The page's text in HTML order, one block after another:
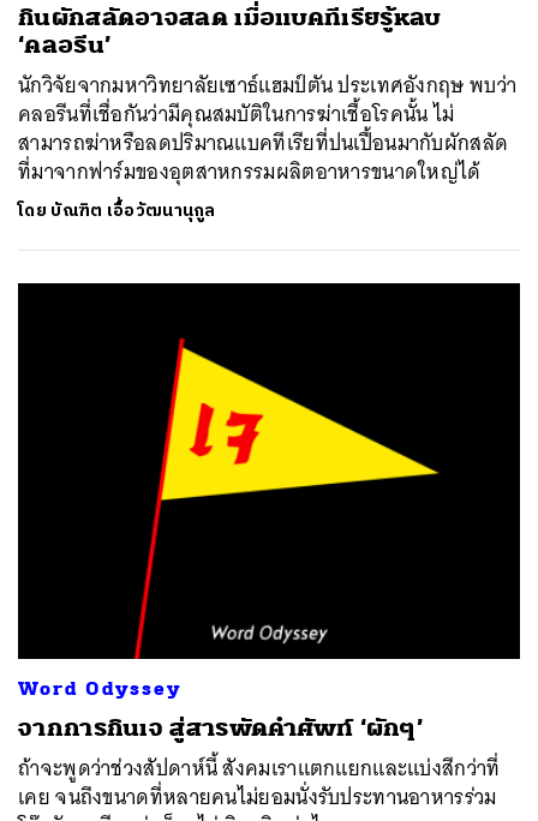
กินผักสลัดอาจสลด เมื่อแบคทีเรียรู้หลบ
‘คลอรีน’
นักวิจัยจากมหาวิทยาลัยเซาธ์แฮมป์ตัน ประเทศอังกฤษ พบว่า
คลอรีนที่เชื่อกันว่ามีคุณสมบัติในการฆ่าเชื้อโรคนั้น ไม่
สามารถฆ่าหรือลดปริมาณแบคทีเรียที่ปนเปื้อนมากับผักสลัด
ที่มาจากฟาร์มของอุตสาหกรรมผลิตอาหารขนาดใหญ่ได้
โดย บัณฑิต เอื้อวัฒนานุกูล
Word Odyssey
จากการกินเจ สู่สารพัดคำศัพท์ ‘ผักๆ’
ถ้าจะพูดว่าช่วงสัปดาห์นี้ สังคมเราแตกแยกและแบ่งสีกว่าที่
เคย จนถึงขนาดที่หลายคนไม่ยอมนั่งรับประทานอาหารร่วม